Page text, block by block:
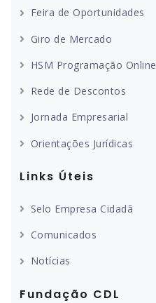
Feira de Oportunidades
Giro de Mercado
HSM Programação Online
Rede de Descontos
Jornada Empresarial
Orientações Jurídicas
Links Úteis
Selo Empresa Cidadã
Comunicados
Notícias
Fundação CDL